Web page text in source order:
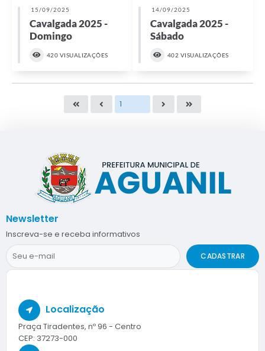
15/09/2025
Cavalgada 2025 -
Domingo
420 VISUALIZAÇÕES
14/09/2025
Cavalgada 2025 -
Sábado
402 VISUALIZAÇÕES
Localização
Praça Tiradentes, nº 96 - Centro
CEP: 37273-000
Newsletter
Inscreva-se e receba informativos
CADASTRAR